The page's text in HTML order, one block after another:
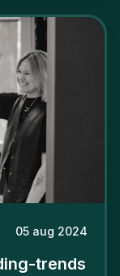
05 aug 2024
trends